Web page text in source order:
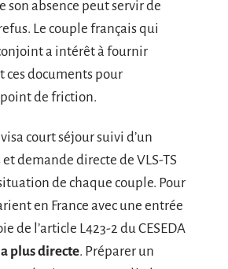
son absence peut servir de
Le couple français qui
a intérêt à fournir
ces documents pour
de friction.
court séjour suivi d’un
demande directe de VLS-TS
de chaque couple. Pour
en France avec une entrée
de l’article L423-2 du CESEDA
plus directe. Préparer un